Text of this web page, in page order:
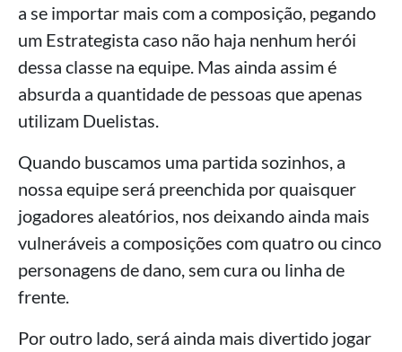
a se importar mais com a composição, pegando
um Estrategista caso não haja nenhum herói
dessa classe na equipe. Mas ainda assim é
absurda a quantidade de pessoas que apenas
utilizam Duelistas.
Quando buscamos uma partida sozinhos, a
nossa equipe será preenchida por quaisquer
jogadores aleatórios, nos deixando ainda mais
vulneráveis a composições com quatro ou cinco
personagens de dano, sem cura ou linha de
frente.
Por outro lado, será ainda mais divertido jogar